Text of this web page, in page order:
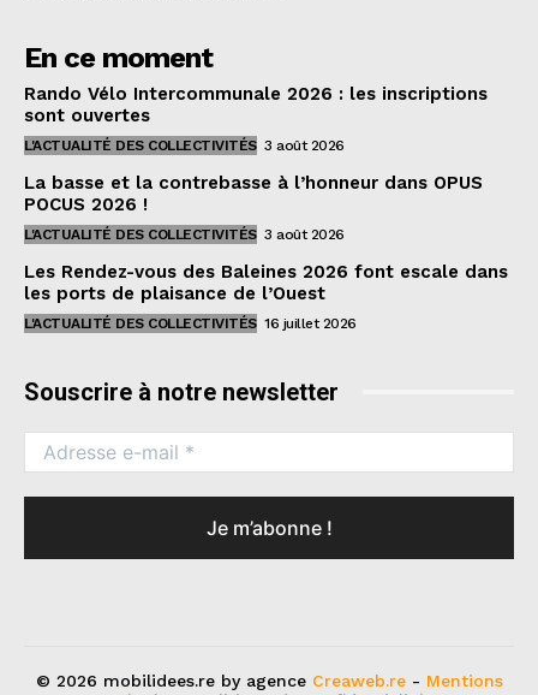
En ce moment
Rando Vélo Intercommunale 2026 : les inscriptions
sont ouvertes
L'ACTUALITÉ DES COLLECTIVITÉS 3 août 2026
La basse et la contrebasse à l’honneur dans OPUS
POCUS 2026 !
L'ACTUALITÉ DES COLLECTIVITÉS 3 août 2026
Les Rendez-vous des Baleines 2026 font escale dans
les ports de plaisance de l’Ouest
L'ACTUALITÉ DES COLLECTIVITÉS 16 juillet 2026
Souscrire à notre newsletter
© 2026 mobilidees.re by agence Creaweb.re- Mentions